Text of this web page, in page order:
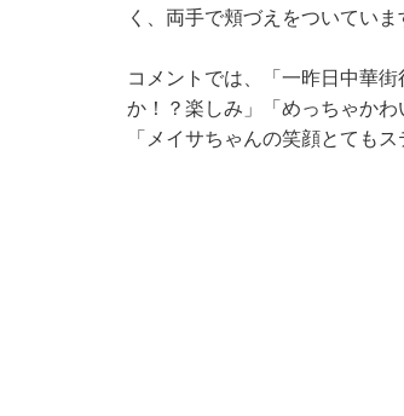
く、両手で頬づえをついてい
コメントでは、「一昨日中華
か！？楽しみ」「めっちゃか
「メイサちゃんの笑顔とても